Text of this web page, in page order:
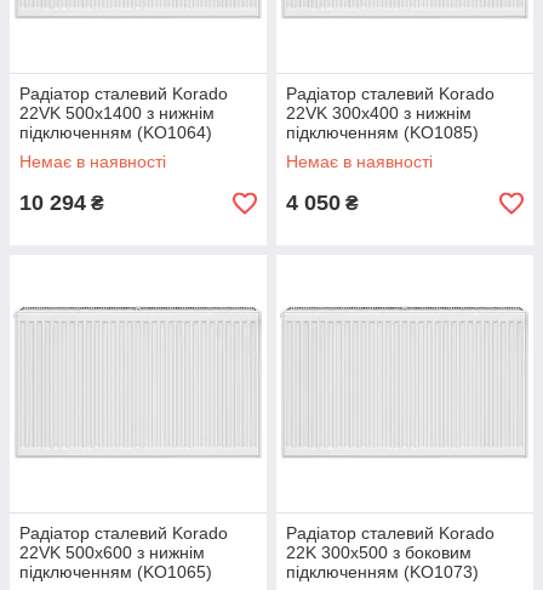
Радіатор сталевий Korado
22VK 500x1400 з нижнім
підключенням (KO1064)
Немає в наявності
10 294 ₴
Радіатор сталевий Korado
22VK 300x400 з нижнім
підключенням (KO1085)
Немає в наявності
4 050 ₴
Радіатор сталевий Korado
22VK 500x600 з нижнім
підключенням (KO1065)
Радіатор сталевий Korado
22K 300x500 з боковим
підключенням (KO1073)